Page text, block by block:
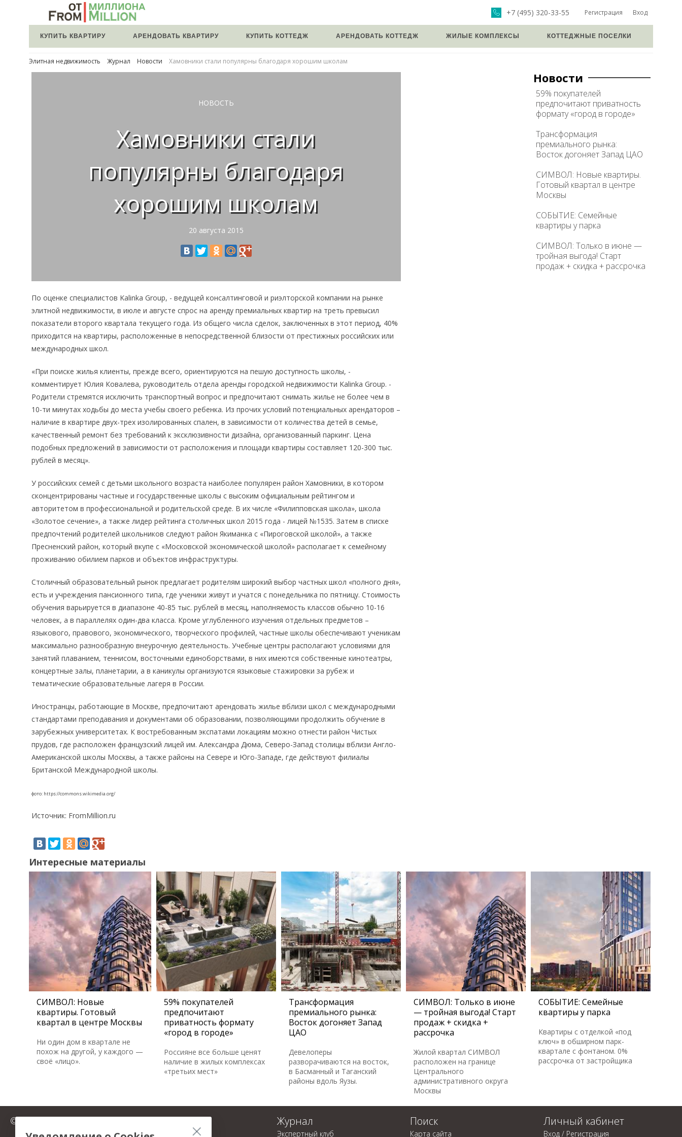
Регистрация Вход
+7 (495) 320-33-55
КУПИТЬ КВАРТИРУ АРЕНДОВАТЬ КВАРТИРУ КУПИТЬ КОТТЕДЖ АРЕНДОВАТЬ КОТТЕДЖ ЖИЛЫЕ КОМПЛЕКСЫ КОТТЕДЖНЫЕ ПОСЕЛКИ
Элитная недвижимость Журнал Новости Хамовники стали популярны благодаря хорошим школам
НОВОСТЬ
Хамовники стали
популярны благодаря
хорошим школам
20 августа 2015
По оценке специалистов Kalinka Group, - ведущей консалтинговой и риэлторской компании на рынке
элитной недвижимости, в июле и августе спрос на аренду премиальных квартир на треть превысил
показатели второго квартала текущего года. Из общего числа сделок, заключенных в этот период, 40%
приходится на квартиры, расположенные в непосредственной близости от престижных российских или
международных школ.
«При поиске жилья клиенты, прежде всего, ориентируются на пешую доступность школы, -
комментирует Юлия Ковалева, руководитель отдела аренды городской недвижимости Kalinka Group. -
Родители стремятся исключить транспортный вопрос и предпочитают снимать жилье не более чем в
10-ти минутах ходьбы до места учебы своего ребенка. Из прочих условий потенциальных арендаторов –
наличие в квартире двух-трех изолированных спален, в зависимости от количества детей в семье,
качественный ремонт без требований к эксклюзивности дизайна, организованный паркинг. Цена
подобных предложений в зависимости от расположения и площади квартиры составляет 120-300 тыс.
рублей в месяц».
У российских семей с детьми школьного возраста наиболее популярен район Хамовники, в котором
сконцентрированы частные и государственные школы с высоким официальным рейтингом и
авторитетом в профессиональной и родительской среде. В их числе «Филипповская школа», школа
«Золотое сечение», а также лидер рейтинга столичных школ 2015 года - лицей №1535. Затем в списке
предпочтений родителей школьников следуют район Якиманка с «Пироговской школой», а также
Пресненский район, который вкупе с «Московской экономической школой» располагает к семейному
проживанию обилием парков и объектов инфраструктуры.
Столичный образовательный рынок предлагает родителям широкий выбор частных школ «полного дня»,
есть и учреждения пансионного типа, где ученики живут и учатся с понедельника по пятницу. Стоимость
обучения варьируется в диапазоне 40-85 тыс. рублей в месяц, наполняемость классов обычно 10-16
человек, а в параллелях один-два класса. Кроме углубленного изучения отдельных предметов –
языкового, правового, экономического, творческого профилей, частные школы обеспечивают ученикам
максимально разнообразную внеурочную деятельность. Учебные центры располагают условиями для
занятий плаванием, теннисом, восточными единоборствами, в них имеются собственные кинотеатры,
концертные залы, планетарии, а в каникулы организуются языковые стажировки за рубеж и
тематические образовательные лагеря в России.
Иностранцы, работающие в Москве, предпочитают арендовать жилье вблизи школ с международными
стандартами преподавания и документами об образовании, позволяющими продолжить обучение в
зарубежных университетах. К востребованным экспатами локациям можно отнести район Чистых
прудов, где расположен французский лицей им. Александра Дюма, Северо-Запад столицы вблизи Англо-
Американской школы Москвы, а также районы на Севере и Юго-Западе, где действуют филиалы
Британской Международной школы.
фото: https://commons.wikimedia.org/
Источник: FromMillion.ru
Новости
59% покупателей
предпочитают приватность
формату «город в городе»
Трансформация
премиального рынка:
Восток догоняет Запад ЦАО
СИМВОЛ: Новые квартиры.
Готовый квартал в центре
Москвы
СОБЫТИЕ: Семейные
квартиры у парка
СИМВОЛ: Только в июне —
тройная выгода! Старт
продаж + скидка + рассрочка
Интересные материалы
СИМВОЛ: Новые
квартиры. Готовый
квартал в центре Москвы
Ни один дом в квартале не
похож на другой, у каждого —
своё «лицо».
59% покупателей
предпочитают
приватность формату
«город в городе»
Россияне все больше ценят
наличие в жилых комплексах
«третьих мест»
Трансформация
премиального рынка:
Восток догоняет Запад
ЦАО
Девелоперы
разворачиваются на восток,
в Басманный и Таганский
районы вдоль Яузы.
СИМВОЛ: Только в июне
— тройная выгода! Старт
продаж + скидка +
рассрочка
Жилой квартал СИМВОЛ
расположен на границе
Центрального
административного округа
Москвы
СОБЫТИЕ: Семейные
квартиры у парка
Квартиры с отделкой «под
ключ» в обширном парк-
квартале с фонтаном. 0%
рассрочка от застройщика
© 2025 FromMillion.ru Журнал
Экспертный клуб
Поиск
Карта сайта
Личный кабинет
Вход / Регистрация